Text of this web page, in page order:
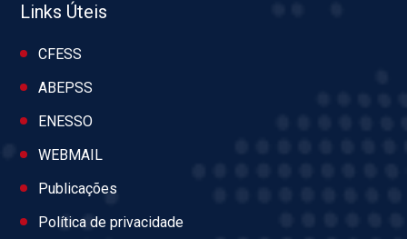
Links Úteis
CFESS
ABEPSS
ENESSO
WEBMAIL
Publicações
Política de privacidade